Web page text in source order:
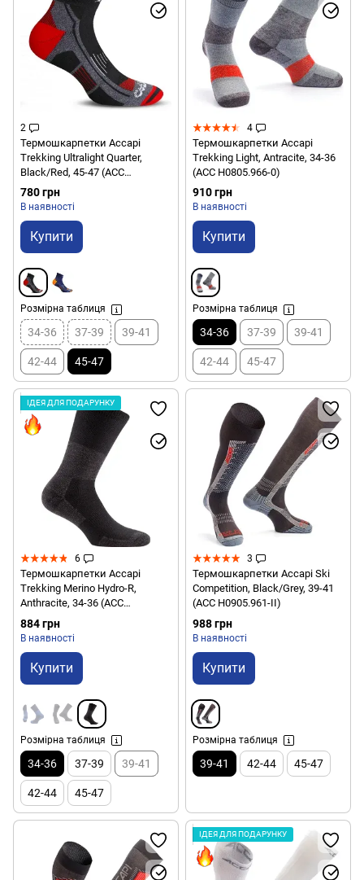
2
Термошкарпетки Accapi
Trekking Ultralight Quarter,
Black/Red, 45-47 (ACC
H0825.999-IV)
780 грн
В наявності
Купити
Розмірна таблиця
34-36 37-39 39-41
42-44 45-47
4
Термошкарпетки Accapi
Trekking Light, Antracite, 34-36
(ACC H0805.966-0)
910 грн
В наявності
Купити
Розмірна таблиця
34-36 37-39 39-41
42-44 45-47
ІДЕЯ ДЛЯ ПОДАРУНКУ
6
Термошкарпетки Accapi
Trekking Merino Hydro-R,
Anthracite, 34-36 (ACC
H0802.996-0)
884 грн
В наявності
Купити
Розмірна таблиця
34-36 37-39 39-41
42-44 45-47
3
Термошкарпетки Accapi Ski
Competition, Black/Grey, 39-41
(ACC H0905.961-II)
988 грн
В наявності
Купити
Розмірна таблиця
39-41 42-44 45-47
ІДЕЯ ДЛЯ ПОДАРУНКУ